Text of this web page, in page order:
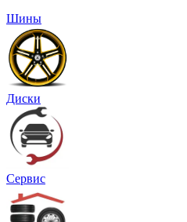
Шины
Диски
Сервис